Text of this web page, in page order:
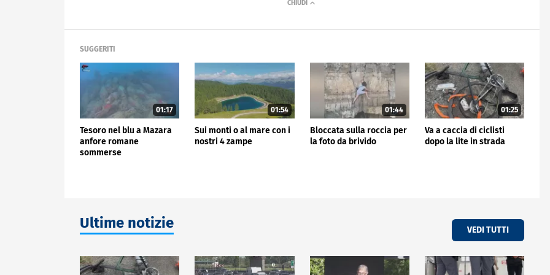
SUGGERITI
01:17
Tesoro nel blu a Mazara
anfore romane
sommerse
01:54
Sui monti o al mare con i
nostri 4 zampe
01:44
Bloccata sulla roccia per
la foto da brivido
01:25
Va a caccia di ciclisti
dopo la lite in strada
Ultime notizie VEDI TUTTI